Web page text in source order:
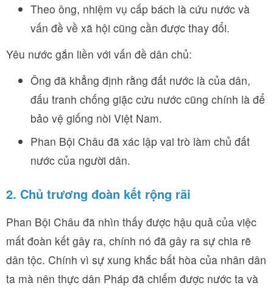
Theo ông, nhiệm vụ cấp bách là cứu nước và
vấn đề về xã hội cũng cần được thay đổi.
Yêu nước gắn liền với vấn đề dân chủ:
Ông đã khẳng định rằng đất nước là của dân,
đấu tranh chống giặc cứu nước cũng chính là để
bảo vệ giống nòi Việt Nam.
Phan Bội Châu đã xác lập vai trò làm chủ đất
nước của người dân.
2. Chủ trương đoàn kết rộng rãi
Phan Bội Châu đã nhìn thấy được hậu quả của việc
mất đoàn kết gây ra, chính nó đã gây ra sự chia rẽ
dân tộc. Chính vì sự xung khắc bất hòa của nhân dân
ta mà nên thực dân Pháp đã chiếm được nước ta và